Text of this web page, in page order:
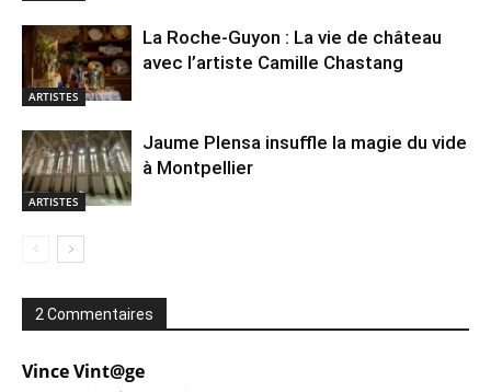
ARTISTES
La Roche-Guyon : La vie de château
avec l’artiste Camille Chastang
ARTISTES
Jaume Plensa insuffle la magie du vide
à Montpellier
2 Commentaires
Vince Vint@ge